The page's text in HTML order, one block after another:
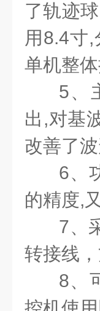
了轨迹
用8.4寸
单机整
5、
出,对基
改善了
6、
的精度,
7、
转接线，
8、